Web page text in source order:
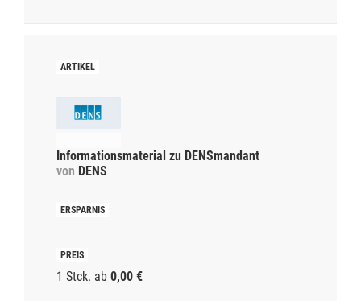
Informationsmaterial zu DENSmandant
von DENS
1 Stck. ab 0,00 €